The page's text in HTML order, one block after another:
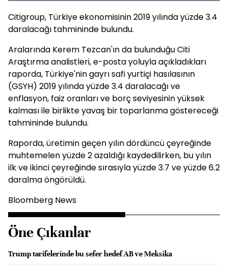
Citigroup, Türkiye ekonomisinin 2019 yılında yüzde 3.4
daralacağı tahmininde bulundu.
Aralarında Kerem Tezcan'ın da bulunduğu Citi
Araştırma analistleri, e-posta yoluyla açıkladıkları
raporda, Türkiye'nin gayrı safi yurtiçi hasılasının
(GSYH) 2019 yılında yüzde 3.4 daralacağı ve
enflasyon, faiz oranları ve borç seviyesinin yüksek
kalması ile birlikte yavaş bir toparlanma göstereceği
tahmininde bulundu.
Raporda, üretimin geçen yılın dördüncü çeyreğinde
muhtemelen yüzde 2 azaldığı kaydedilirken, bu yılın
ilk ve ikinci çeyreğinde sırasıyla yüzde 3.7 ve yüzde 6.2
daralma öngörüldü.
Bloomberg News
Öne Çıkanlar
Trump tarifelerinde bu sefer hedef AB ve Meksika